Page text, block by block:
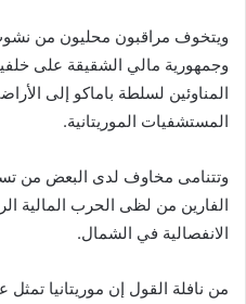
ويتخوف مراقبون محليون من نشوب
وجمهورية مالي الشقيقة على
المناوئين لسلطة باماكو إلى
المستشفيات الموريتانية.
وتتنامى مخاوف لدى البعض من
الفارين من لظى الحرب المالية
الانفصالية في الشمال.
من نافلة القول إن موريتانيا